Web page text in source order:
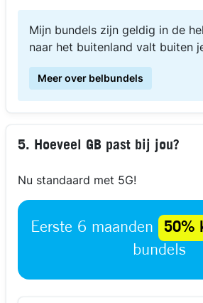
Mijn bundels zijn geldig in de
naar het buitenland valt buiten
Meer over belbundels
5. Hoeveel GB past bij jou?
Nu standaard met 5G!
Eerste 6 maanden 50%
bundels